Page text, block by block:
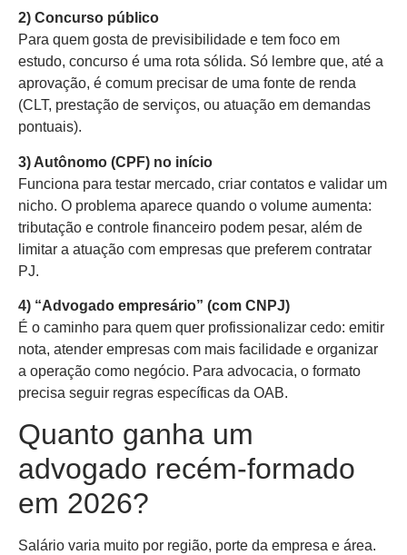
2) Concurso público
Para quem gosta de previsibilidade e tem foco em
estudo, concurso é uma rota sólida. Só lembre que, até a
aprovação, é comum precisar de uma fonte de renda
(CLT, prestação de serviços, ou atuação em demandas
pontuais).
3) Autônomo (CPF) no início
Funciona para testar mercado, criar contatos e validar um
nicho. O problema aparece quando o volume aumenta:
tributação e controle financeiro podem pesar, além de
limitar a atuação com empresas que preferem contratar
PJ.
4) “Advogado empresário” (com CNPJ)
É o caminho para quem quer profissionalizar cedo: emitir
nota, atender empresas com mais facilidade e organizar
a operação como negócio. Para advocacia, o formato
precisa seguir regras específicas da OAB.
Quanto ganha um
advogado recém-formado
em 2026?
Salário varia muito por região, porte da empresa e área.